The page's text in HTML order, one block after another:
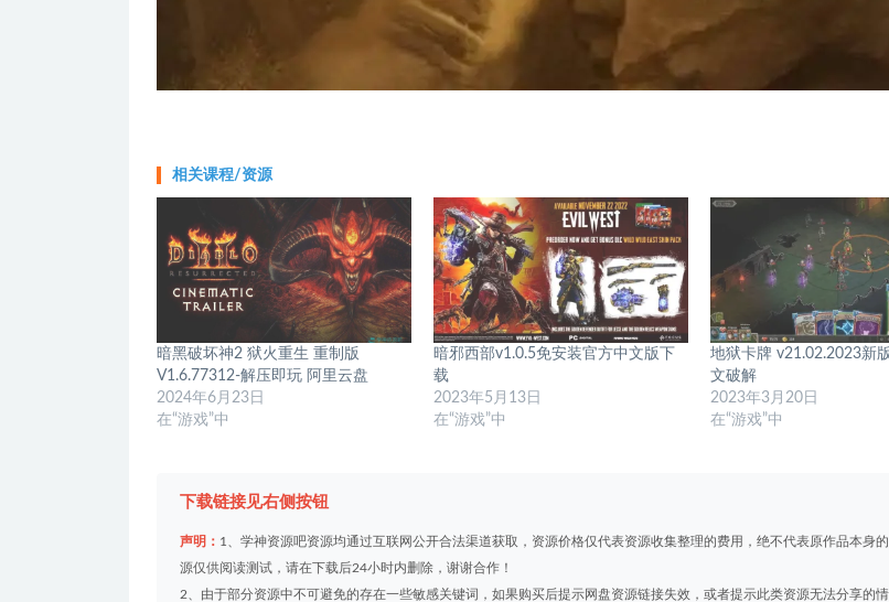
相关课程/资源
暗黑破坏神2 狱火重生 重制版
V1.6.77312-解压即玩 阿里云盘
2024年6月23日
在“游戏”中
暗邪西部v1.0.5免安装官方中文版下
载
2023年5月13日
在“游戏”中
地狱卡牌 v21.02.2023新
文破解
2023年3月20日
在“游戏”中
下载链接见右侧按钮
声明： 1、学神资源吧资源均通过互联网公开合法渠道获取，资源价格仅代表资源收集整理的费用，绝不代表原作品本身
源仅供阅读测试，请在下载后24小时内删除，谢谢合作！
2、由于部分资源中不可避免的存在一些敏感关键词，如果购买后提示网盘资源链接失效，或者提示此类资源无法分享的